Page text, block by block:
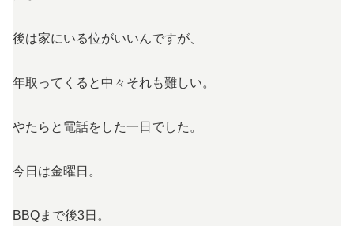
後は家にいる位がいいんですが、
年取ってくると中々それも難しい。
やたらと電話をした一日でした。
今日は金曜日。
BBQまで後3日。